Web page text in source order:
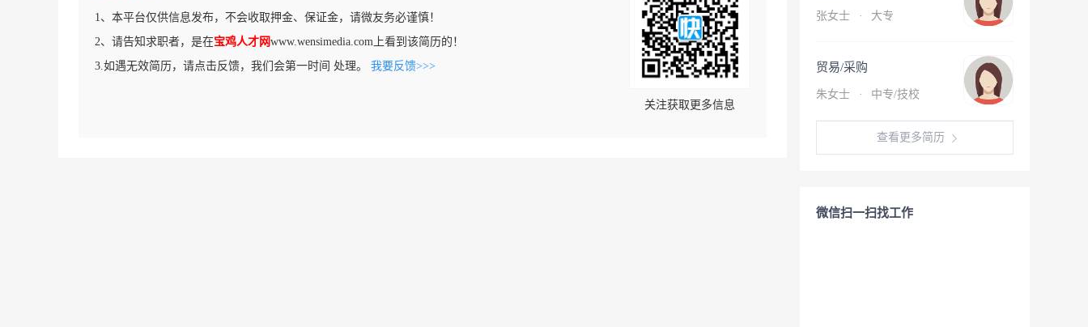
1、本平台仅供信息发布，不会收取押金、保证金，请微友务必谨慎！
2、请告知求职者，是在宝鸡人才网www.wensimedia.com上看到该简历的！
3.如遇无效简历，请点击反馈，我们会第一时间 处理。 我要反馈>>>
关注获取更多信息
张女士 · 大专
贸易/采购
朱女士 · 中专/技校
查看更多简历
微信扫一扫找工作